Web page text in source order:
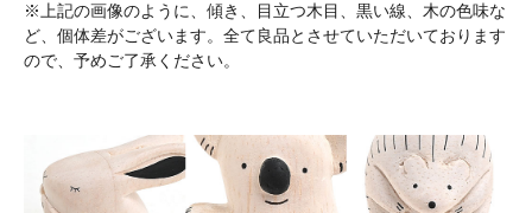
※上記の画像のように、傾き、目立つ木目、黒い線、木の色味な
ど、個体差がございます。全て良品とさせていただいております
ので、予めご了承ください。